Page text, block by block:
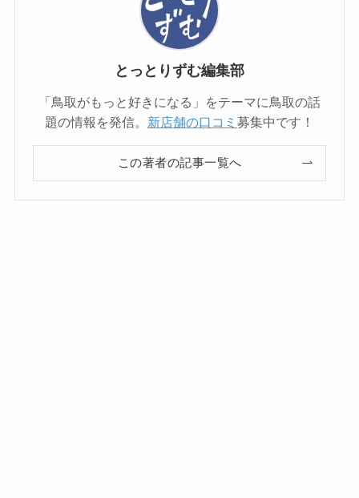
とっとりずむ編集部
「鳥取がもっと好きになる」をテーマに鳥取の話
題の情報を発信。 新店舗の口コミ 募集中です！
この著者の記事一覧へ